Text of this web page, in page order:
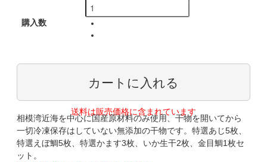
購入数
送料は販売価格に含まれています
相模湾近海を中心に国産原材料のみ使用、干物を開いてから
一切冷凍保存はしていない無添加の干物です。特選あじ5枚、
特選えぼ鯛5枚、特選かます3枚、いか生干2枚、金目鯛1枚セ
ット。